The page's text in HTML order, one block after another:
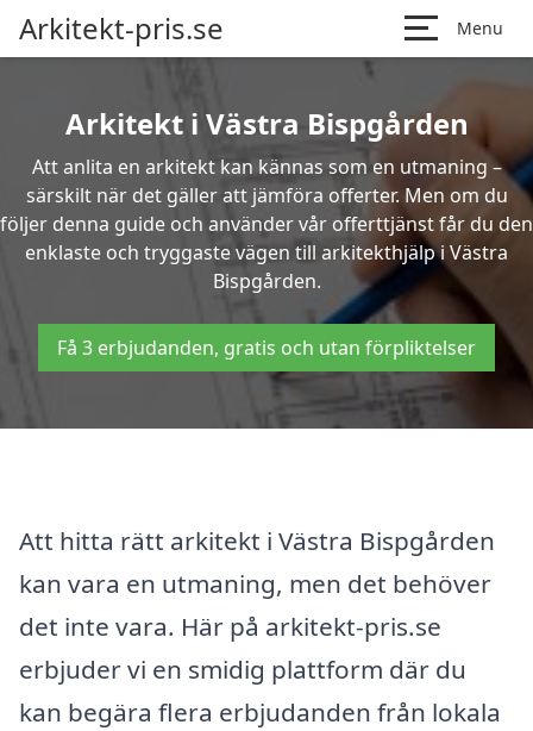
Arkitekt-pris.se Menu
Arkitekt i Västra Bispgården
Att anlita en arkitekt kan kännas som en utmaning –
särskilt när det gäller att jämföra offerter. Men om du
följer denna guide och använder vår offerttjänst får du den
enklaste och tryggaste vägen till arkitekthjälp i Västra
Bispgården.
Få 3 erbjudanden, gratis och utan förpliktelser
Att hitta rätt arkitekt i Västra Bispgården
kan vara en utmaning, men det behöver
det inte vara. Här på arkitekt-pris.se
erbjuder vi en smidig plattform där du
kan begära flera erbjudanden från lokala